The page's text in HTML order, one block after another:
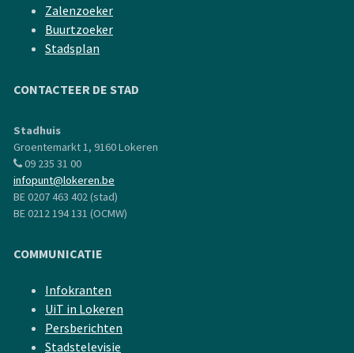
Zalenzoeker
Buurtzoeker
Stadsplan
CONTACTEER DE STAD
Stadhuis
Groentemarkt 1, 9160 Lokeren
09 235 31 00
infopunt@lokeren.be
BE 0207 463 402 (stad)
BE 0212 194 131 (OCMW)
COMMUNICATIE
Infokranten
UiT in Lokeren
Persberichten
Stadstelevisie